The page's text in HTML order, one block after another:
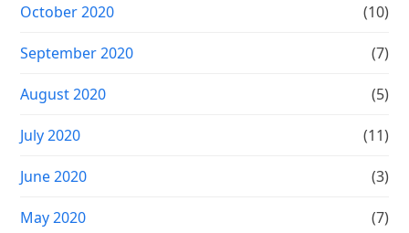
October 2020 (10)
September 2020 (7)
August 2020 (5)
July 2020 (11)
June 2020 (3)
May 2020 (7)